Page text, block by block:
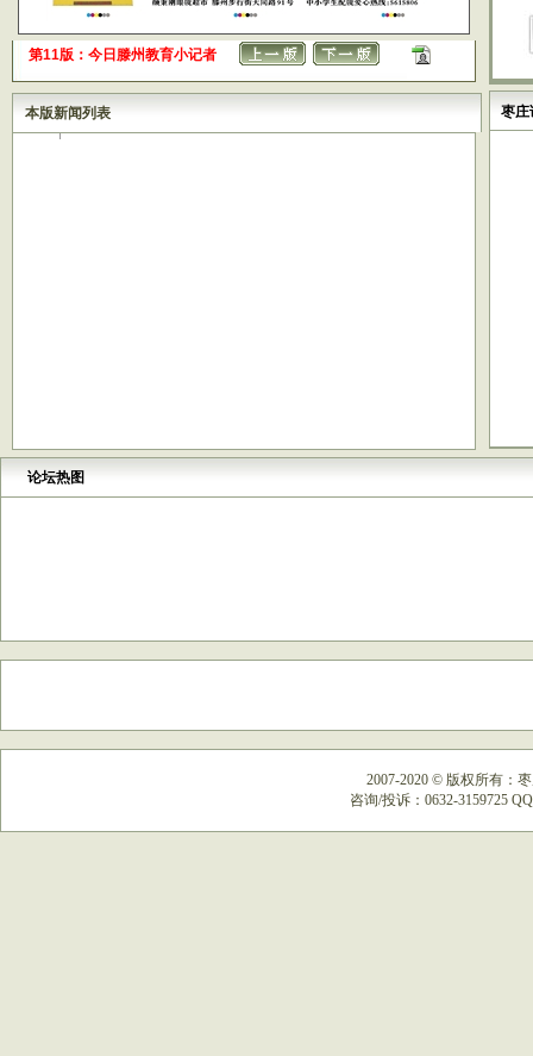
第11版：今日滕州教育小记者
本版新闻列表 枣庄
论坛热图
2007-2020 ©版权所有：枣
咨询/投诉：0632-3159725